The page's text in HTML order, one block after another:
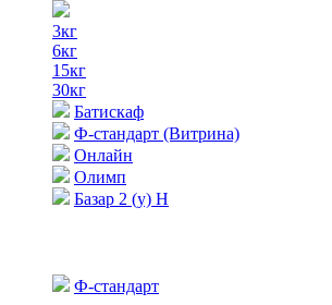
3кг
6кг
15кг
30кг
Батискаф
Ф-стандарт (Витрина)
Онлайн
Олимп
Базар 2 (у) Н
Ф-стандарт